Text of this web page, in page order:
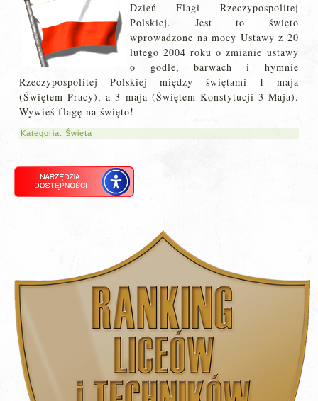
Dzień Flagi Rzeczypospolitej
Polskiej. Jest to święto
wprowadzone na mocy Ustawy z 20
lutego 2004 roku o zmianie ustawy
o godle, barwach i hymnie
Rzeczypospolitej Polskiej między świętami 1 maja
(Świętem Pracy), a 3 maja (Świętem Konstytucji 3 Maja).
Wywieś flagę na święto!
Kategoria:Święta